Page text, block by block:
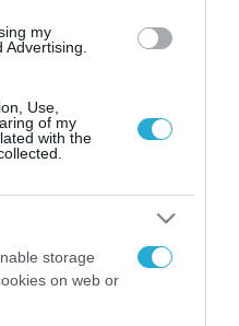
my
Use,
of my
with the
storage
on web or